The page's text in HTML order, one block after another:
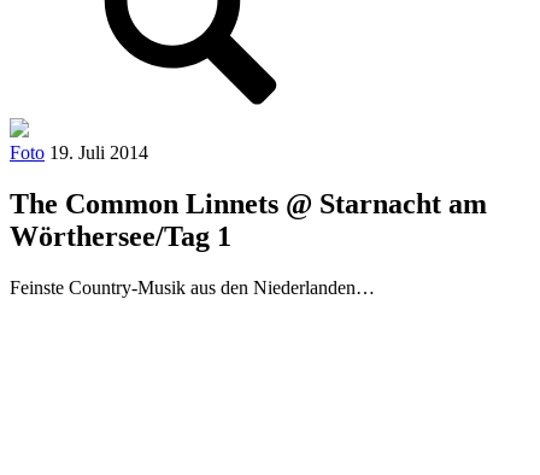
Foto 19. Juli 2014
The Common Linnets @ Starnacht am
Wörthersee/Tag 1
Feinste Country-Musik aus den Niederlanden…